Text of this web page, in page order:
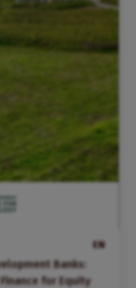
EN
Banks:
for Equity